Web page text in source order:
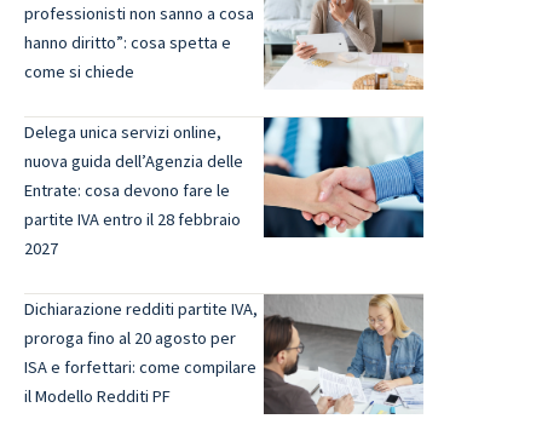
professionisti non sanno a cosa
hanno diritto”: cosa spetta e
come si chiede
Delega unica servizi online,
nuova guida dell’Agenzia delle
Entrate: cosa devono fare le
partite IVA entro il 28 febbraio
2027
Dichiarazione redditi partite IVA,
proroga fino al 20 agosto per
ISA e forfettari: come compilare
il Modello Redditi PF